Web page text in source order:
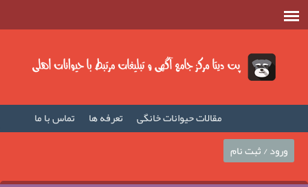
تماس با ما تعرفه ها
مقالات حیوانات خانگی
صفحه اصلیورود / ثبت نام